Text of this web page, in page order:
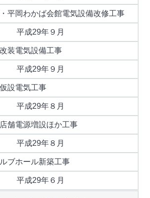
平岡わかば会館電気設備改修工事
平成29年９月
装電気設備工事
平成29年９月
設電気工事
平成29年８月
舗電源増設ほか工事
平成29年８月
ブホール新築工事
平成29年６月